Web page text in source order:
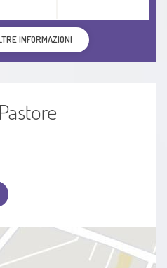
INFORMAZIONI